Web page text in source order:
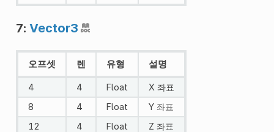
7: Vector3
오프셋 렌 유형 설명
4 4 Float
X 좌표
8
4 Float
Y 좌표
12
4 Float Z 좌표